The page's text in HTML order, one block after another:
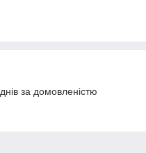
за домовленістю